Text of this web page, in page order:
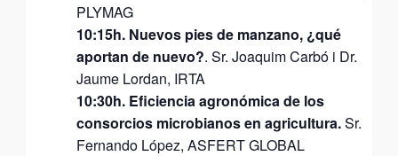
PLYMAG
10:15h. Nuevos pies de manzano, ¿qué
aportan de nuevo?. Sr. Joaquim Carbó i Dr.
Jaume Lordan, IRTA
10:30h. Eficiencia agronómica de los
consorcios microbianos en agricultura.Sr.
Fernando López, ASFERT GLOBAL